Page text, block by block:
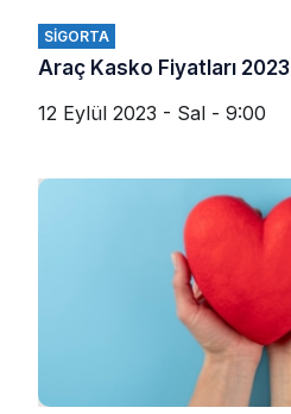
SIGORTA
Araç Kasko Fiyatları 2023
12 Eylül 2023 - Sal - 9:00